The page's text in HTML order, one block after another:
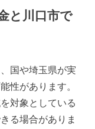
と川口市で
国や埼玉県が実
性があります。
対象としている
る場合がありま